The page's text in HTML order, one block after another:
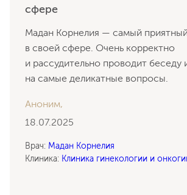
сфере
Мадан Корнелия — самый
в своей сфере. Очень корректно
и рассудительно проводит беседу
на самые деликатные вопросы.
Аноним,
18.07.2025
Врач: Мадан Корнелия
Клиника: Клиника гинекологии и